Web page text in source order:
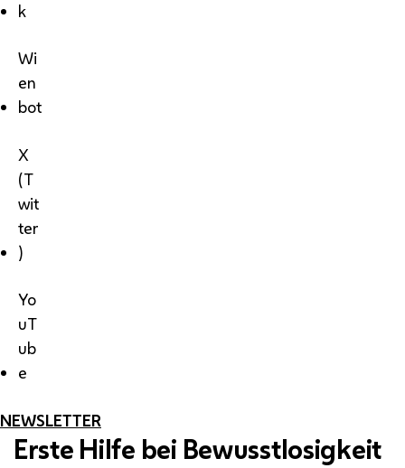
k
Wi
en
bot
X
(T
wit
ter
)
Yo
uT
ub
e
NEWSLETTER
Erste Hilfe bei Bewusstlosigkeit